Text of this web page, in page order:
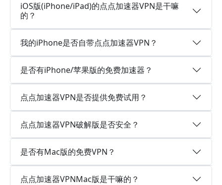
iOS版(iPhone/iPad)的点点加速器VPN是干嘛
的？
我的iPhone是否自带点点加速器VPN？
是否有iPhone/苹果版的免费加速器？
点点加速器VPN是否提供免费试用？
点点加速器VPN破解版是否安全？
是否有Mac版的免费VPN？
点点加速器VPNMac版是干嘛的？